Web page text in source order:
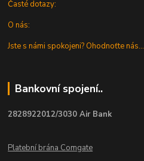
Časté dotazy:
O nás:
Jste s námi spokojeni? Ohodnoťte nás...
Bankovní spojení..
2828922012/3030 Air Bank
Platební brána Comgate